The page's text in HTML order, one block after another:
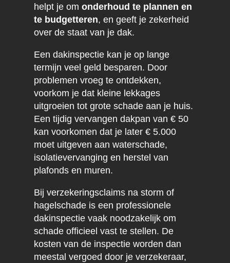
helpt je om onderhoud te plannen en
te budgetteren, en geeft je zekerheid
over de staat van je dak.
Een dakinspectie kan je op lange
termijn veel geld besparen. Door
problemen vroeg te ontdekken,
voorkom je dat kleine lekkages
uitgroeien tot grote schade aan je huis.
Een tijdig vervangen dakpan van € 50
kan voorkomen dat je later € 5.000
moet uitgeven aan waterschade,
isolatievervanging en herstel van
plafonds en muren.
Bij verzekeringsclaims na storm of
hagelschade is een professionele
dakinspectie vaak noodzakelijk om
schade officieel vast te stellen. De
kosten van de inspectie worden dan
meestal vergoed door je verzekeraar,